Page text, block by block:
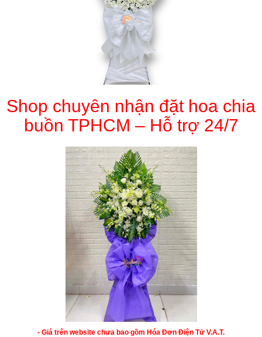
Shop chuyên nhận đặt hoa chia
buồn TPHCM – Hỗ trợ 24/7
- Giá trên website chưa bao gồm Hóa Đơn Điện Tử V.A.T.